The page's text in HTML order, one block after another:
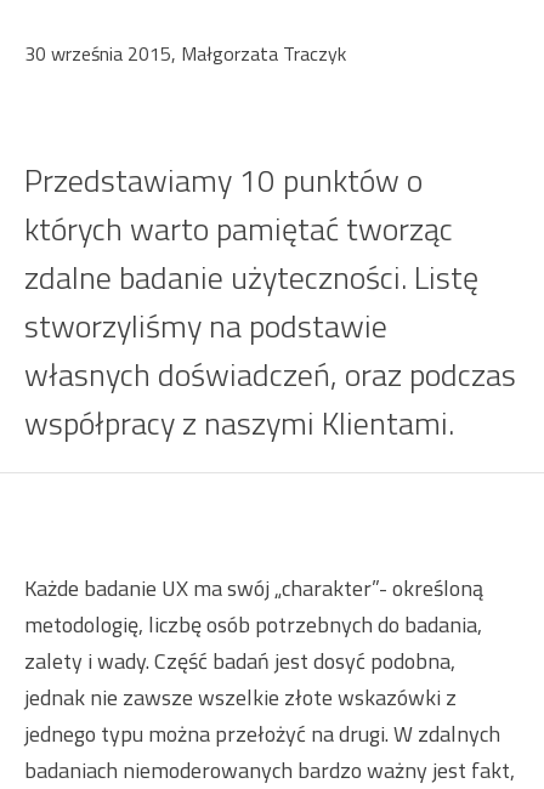
30 września 2015, Małgorzata Traczyk
Przedstawiamy 10 punktów o
których warto pamiętać tworząc
zdalne badanie użyteczności. Listę
stworzyliśmy na podstawie
własnych doświadczeń, oraz podczas
współpracy z naszymi Klientami.
Każde badanie UX ma swój „charakter”- określoną
metodologię, liczbę osób potrzebnych do badania,
zalety i wady. Część badań jest dosyć podobna,
jednak nie zawsze wszelkie złote wskazówki z
jednego typu można przełożyć na drugi. W zdalnych
badaniach niemoderowanych bardzo ważny jest fakt,